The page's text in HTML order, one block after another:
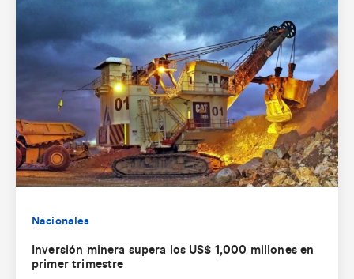
Nacionales
Inversión minera supera los US$ 1,000 millones en
primer trimestre